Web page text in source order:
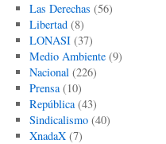
Las Derechas (56)
Libertad(8)
LONASI(37)
Medio Ambiente(9)
Nacional(226)
Prensa(10)
República(43)
Sindicalismo(40)
XnadaX(7)